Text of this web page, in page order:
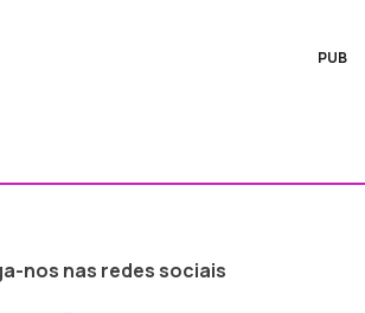
PUB
nos nas redes sociais